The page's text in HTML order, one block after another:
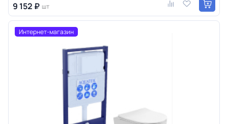
9 152 ₽ шт
Интернет-магазин